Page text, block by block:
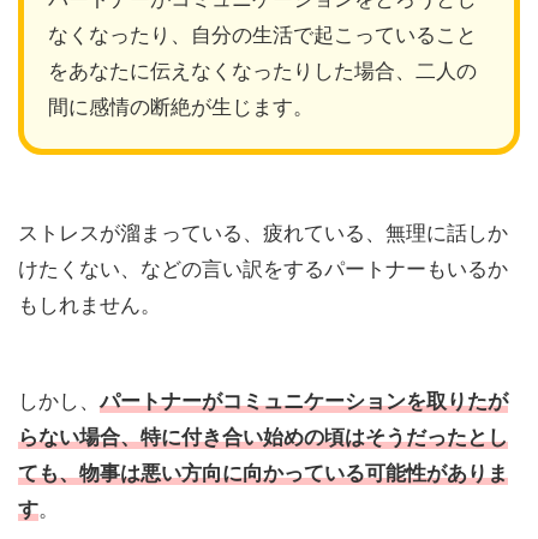
なくなったり、自分の生活で起こっていること
をあなたに伝えなくなったりした場合、二人の
間に感情の断絶が生じます。
ストレスが溜まっている、疲れている、無理に話しか
けたくない、などの言い訳をするパートナーもいるか
もしれません。
しかし、パートナーがコミュニケーションを取りたが
らない場合、特に付き合い始めの頃はそうだったとし
ても、物事は悪い方向に向かっている可能性がありま
す。